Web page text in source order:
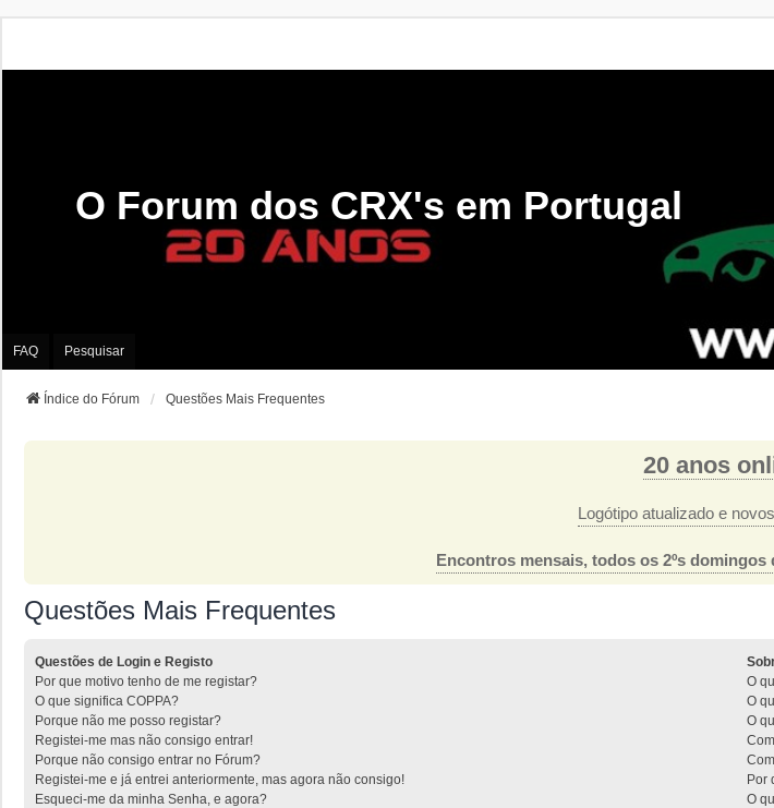
O Forum dos CRX's em Portugal
FAQ Pesquisar
Índice do Fórum Questões Mais Frequentes
20 anos
Logótipo atualizado e
Encontros mensais, todos os 2ºs
Questões Mais Frequentes
Questões de Login e Registo
Por que motivo tenho de me registar?
O que significa COPPA?
Porque não me posso registar?
Registei-me mas não consigo entrar!
Porque não consigo entrar no Fórum?
Registei-me e já entrei anteriormente, mas agora não consigo!
Esqueci-me da minha Senha, e agora?
O
O
O
Por
O